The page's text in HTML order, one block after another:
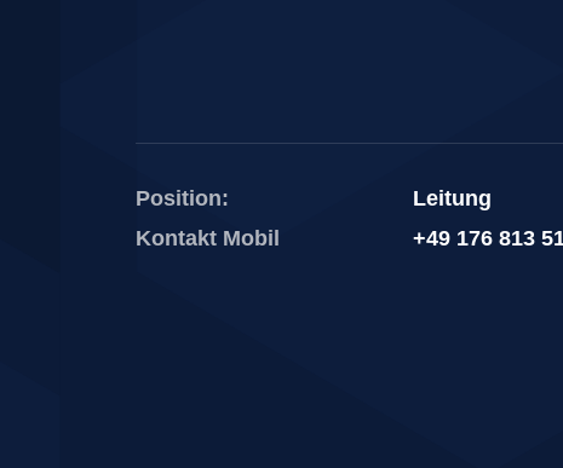
Position:
Leitung
Kontakt Mobil
+49 176 813